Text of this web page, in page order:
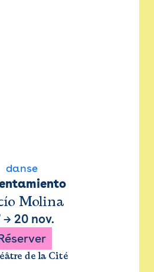
danse
Molina
→ 20 nov.
de la Cité